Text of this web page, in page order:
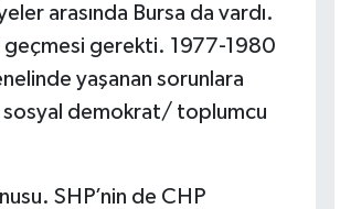
arasında Bursa da vardı.
geçmesi gerekti. 1977-1980
yaşanan sorunlara
sosyal demokrat/ toplumcu
SHP’nin de CHP